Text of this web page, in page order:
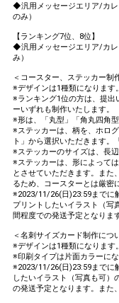
◆汎用メッセージエリア/カレ
のみ）
【ランキング7位、8位】
◆汎用メッセージエリア/カレ
み）
＜コースター、ステッカー制
※デザインは1種類になります。
※ランキング1位の方は、提出
ーいずれも制作いたします。
※形は、「丸型」「角丸四角
※ステッカーは、柄を、ホロ
ト」から選択いただきます。
※ステッカーのサイズは、長
※ステッカーは、形によって
とさせていただきます。また
るため、コースターとは厳密
※2023/11/26(日)23:59までに
プリントしたいイラスト（写
間程度での発送予定となりま
＜名刺サイズカード制作につ
※デザインは1種類になります。
※印刷タイプは片面カラーにな
※2023/11/26(日)23:59までに
したいイラスト（写真も可）
の発送予定となります。また